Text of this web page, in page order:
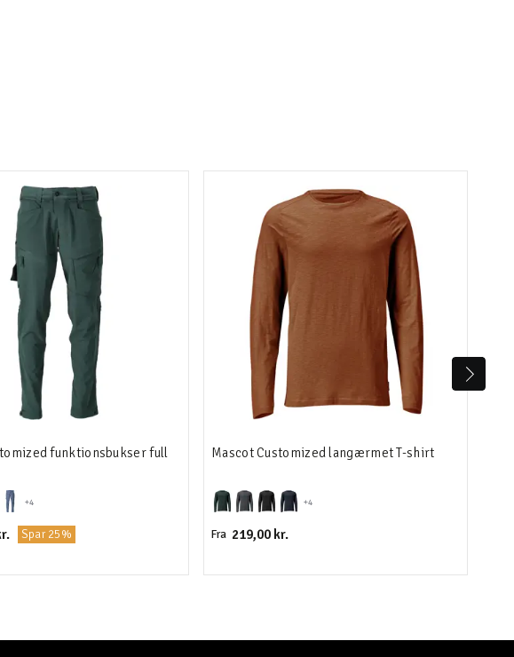
+4
funktionsbukser full
Spar 25%
+4
Mascot Customized langærmet T-shirt
Fra 219,00 kr.